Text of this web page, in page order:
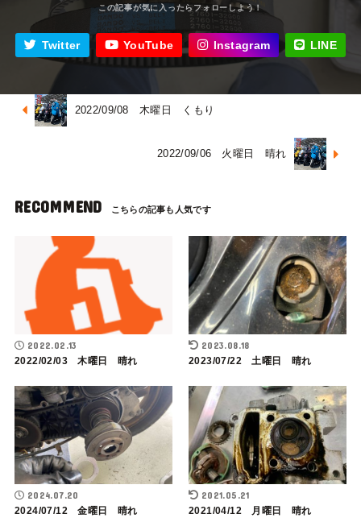
Twitter YouTube Instagram LINE
2022/09/08 木曜日 くもり
2022/09/06 火曜日 晴れ
RECOMMEND
2022.02.13
2022/02/03 木曜日 晴れ
2023.08.18
2023/07/22 土曜日 晴れ
2024.07.20
2024/07/12 金曜日 晴れ
2021.05.21
2021/04/12 月曜日 晴れ